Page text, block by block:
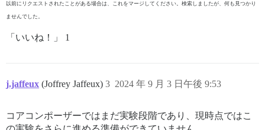
以前にリクエストされたことがある場合は、これをマージしてください。検索しましたが、何も見つかり
ませんでした。
「いいね！」 1
j.jaffeux (Joffrey Jaffeux) 2024 年 9 月 3 日午後 9:53
3
コアコンポーザーではまだ実験段階であり、現時点ではこ